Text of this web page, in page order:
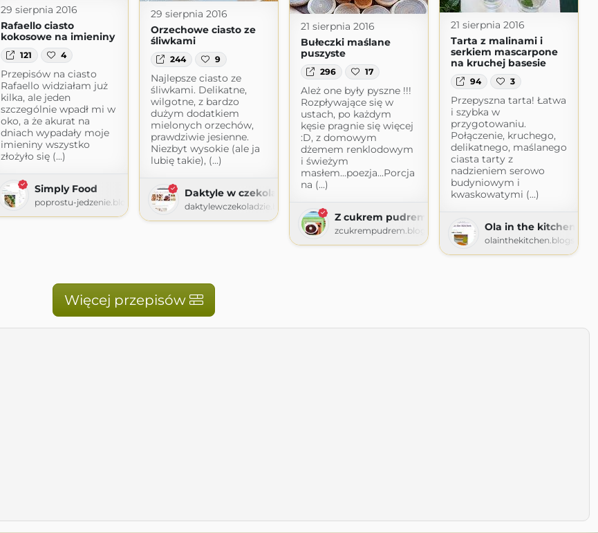
29 sierpnia 2016
Rafaello ciasto
kokosowe na imieniny
121 4
Przepisów na ciasto
Rafaello widziałam już
kilka, ale jeden
szczególnie wpadł mi w
oko, a że akurat na
dniach wypadały moje
imieniny wszystko
złożyło się (...)
Simply Food
poprostu-jedzenie.blogspot.com
29 sierpnia 2016
Orzechowe ciasto ze
śliwkami
244 9
Najlepsze ciasto ze
śliwkami. Delikatne,
wilgotne, z bardzo
dużym dodatkiem
mielonych orzechów,
prawdziwie jesienne.
Niezbyt wysokie (ale ja
lubię takie), (...)
Daktyle w czekoladzie
daktylewczekoladzie.blogspot.com
21 sierpnia 2016
Tarta z malinami i
serkiem mascarpone
na kruchej basesie
94 3
Przepyszna tarta! Łatwa
i szybka w
przygotowaniu.
Połączenie, kruchego,
delikatnego, maślanego
ciasta tarty z
nadzieniem serowo
budyniowym i
kwaskowatymi (...)
Ola in the kitchen
21 sierpnia 2016
Bułeczki maślane
puszyste
296 17
Ależ one były pyszne !!!
Rozpływające się w
ustach, po każdym
kęsie pragnie się więcej
:D, z domowym
dżemem renklodowym
i świeżym
masłem...poezja...Porcja
na (...)
Z cukrem pudrem
zcukrempudrem.blogspot.com
Więcej przepisów